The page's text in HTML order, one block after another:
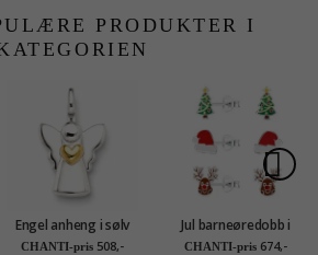
PRODUKTER I
Engel anheng i sølv
og forgylt sølv
CHANTI-pris 508,-
Jul barneøredobb i
sølv - Little Ones
CHANTI-pris 674,-